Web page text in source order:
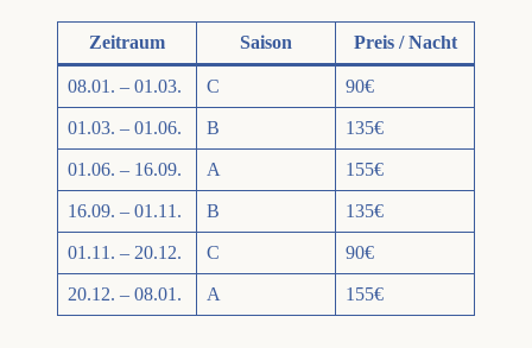
Zeitraum Saison Preis / Nacht
08.01. – 01.03. C 90€
01.03. – 01.06. B 135€
01.06. – 16.09. A 155€
16.09. – 01.11. B 135€
01.11. – 20.12. C 90€
20.12. – 08.01. A 155€